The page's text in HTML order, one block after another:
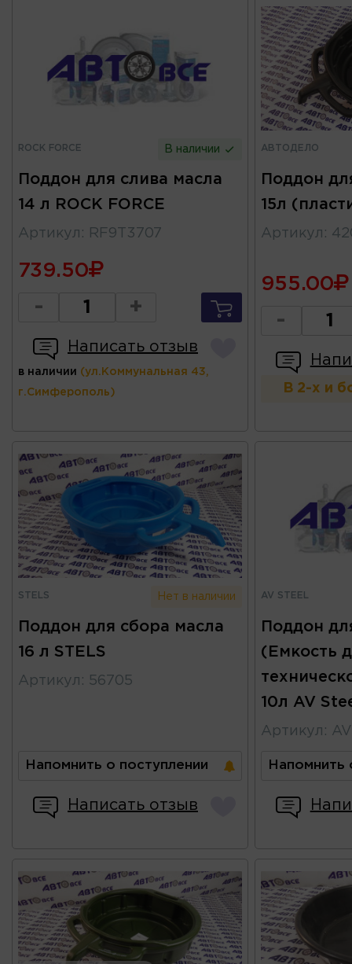
ROCK FORCE В наличии
Поддон для слива масла
14 л ROCK FORCE
Артикул : RF9T3707
739.50
- +
Написать отзыв
в наличии (ул.Коммунальная 43,
г.Симферополь)
АВТОДЕЛО
Поддон
15л
Артикул :
955.00
-
В 2-х и
STELS Нет в наличии
Поддон для сбора масла
16 л STELS
Артикул : 56705
Напомнить о поступлении
Написать отзыв
AV STEEL
Поддон
(Емкость
10л AV
Артикул :
Напомнить